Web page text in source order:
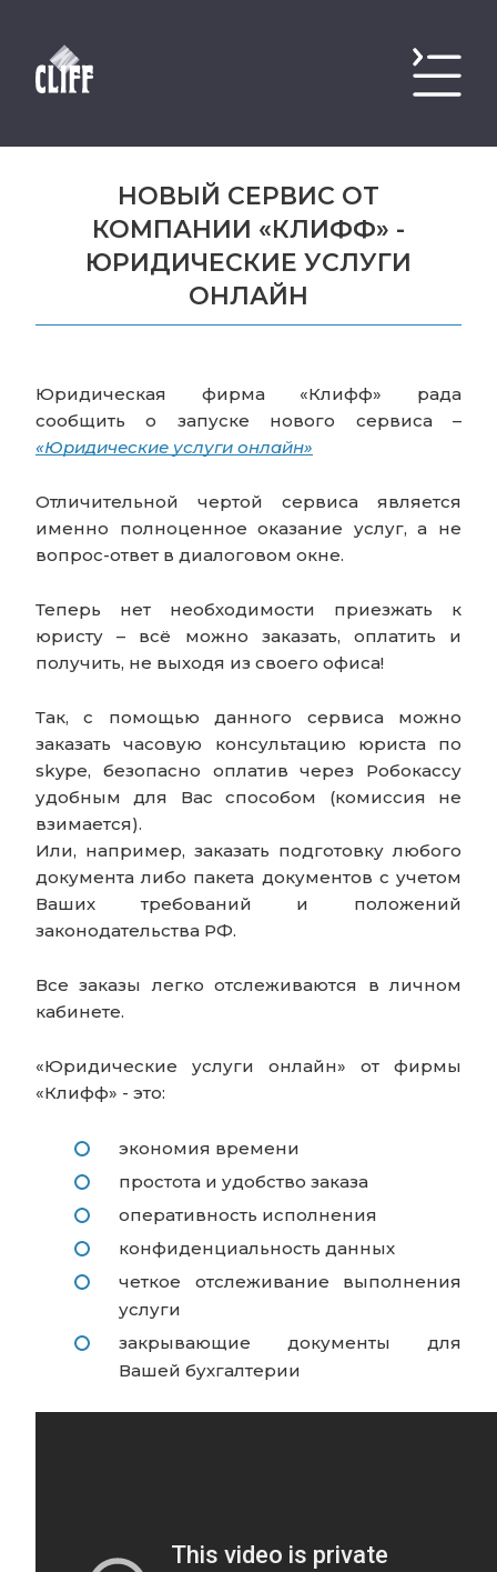
НОВЫЙ СЕРВИС ОТ
КОМПАНИИ «КЛИФФ» -
ЮРИДИЧЕСКИЕ УСЛУГИ
ОНЛАЙН
Юридическая фирма «Клифф» рада
сообщить о запуске нового сервиса –
«Юридические услуги онлайн»
Отличительной чертой сервиса является
именно полноценное оказание услуг, а не
вопрос-ответ в диалоговом окне.
Теперь нет необходимости приезжать к
юристу – всё можно заказать, оплатить и
получить, не выходя из своего офиса!
Так, с помощью данного сервиса можно
заказать часовую консультацию юриста по
skype, безопасно оплатив через Робокассу
удобным для Вас способом (комиссия не
взимается).
Или, например, заказать подготовку любого
документа либо пакета документов с учетом
Ваших требований и положений
законодательства РФ.
Все заказы легко отслеживаются в личном
кабинете.
«Юридические услуги онлайн» от фирмы
«Клифф» - это:
экономия времени
простота и удобство заказа
оперативность исполнения
конфиденциальность данных
четкое отслеживание выполнения
услуги
закрывающие документы для
Вашей бухгалтерии